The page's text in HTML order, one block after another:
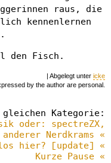
raus, die
kennenlernen
den Fisch.
| Abgelegt unter icke
by the author are personal.
Kategorie:
oder: spectreZX,
anderer Nerdkrams «
los hier? [update] «
Kurze Pause «